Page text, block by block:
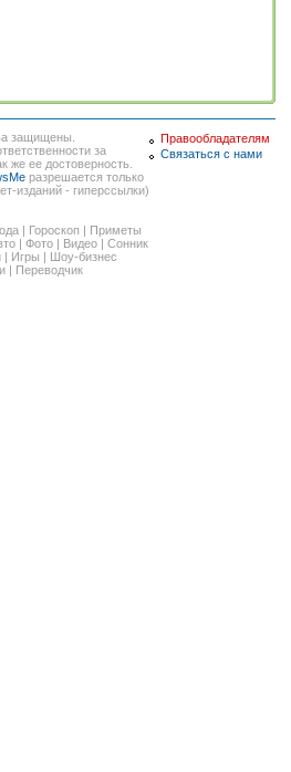
защищены.
за
ее достоверность.
разрешается только
изданий - гиперссылки)
| Гороскоп | Приметы
| Фото | Видео | Сонник
| Игры | Шоу-бизнес
| Переводчик
Правообладателям
Связаться с нами